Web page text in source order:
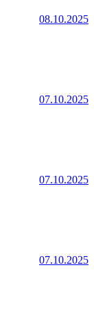
08.10.2025
07.10.2025
07.10.2025
07.10.2025